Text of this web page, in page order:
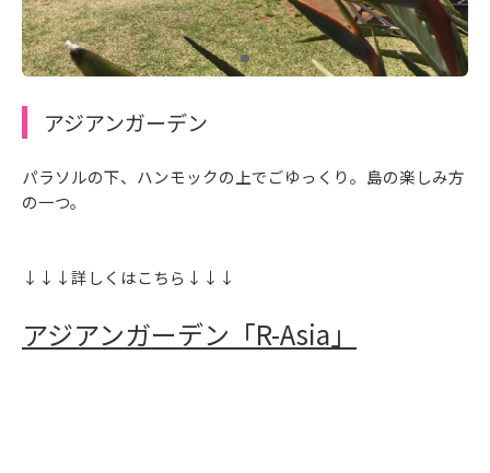
アジアンガーデン
パラソルの下、ハンモックの上でごゆっくり。島の楽しみ方
の一つ。
↓↓↓詳しくはこちら↓↓↓
アジアンガーデン「R-Asia」